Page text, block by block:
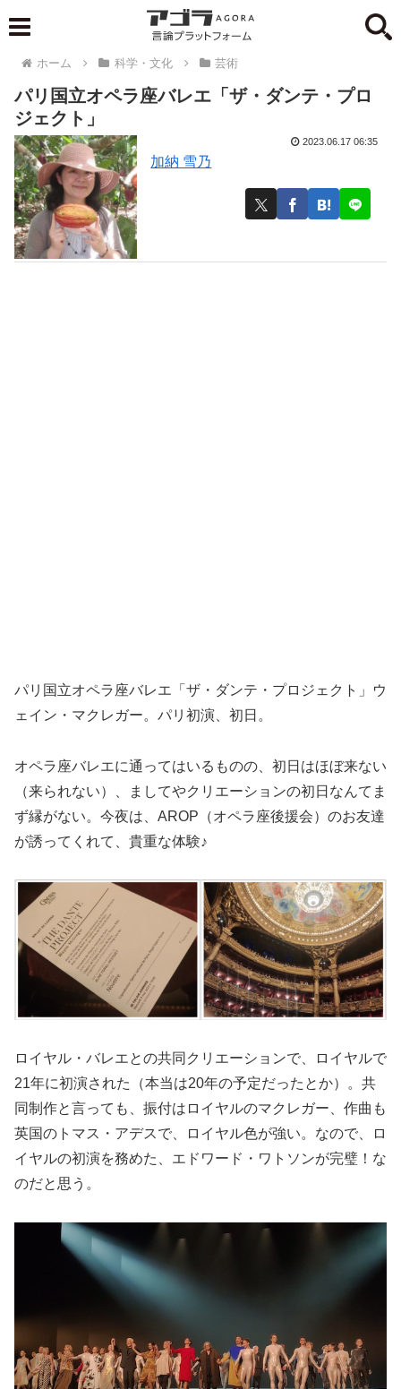
ホーム 科学・文化 芸術
パリ国立オペラ座バレエ「ザ・ダンテ・プロ
ジェクト」
加納 雪乃
2023.06.17 06:35
パリ国立オペラ座バレエ「ザ・ダンテ・プロジェクト」ウ
ェイン・マクレガー。パリ初演、初日。
オペラ座バレエに通ってはいるものの、初日はほぼ来ない
（来られない）、ましてやクリエーションの初日なんてま
ず縁がない。今夜は、AROP（オペラ座後援会）のお友達
が誘ってくれて、貴重な体験♪
ロイヤル・バレエとの共同クリエーションで、ロイヤルで
21年に初演された（本当は20年の予定だったとか）。共
同制作と言っても、振付はロイヤルのマクレガー、作曲も
英国のトマス・アデスで、ロイヤル色が強い。なので、ロ
イヤルの初演を務めた、エドワード・ワトソンが完璧！な
のだと思う。